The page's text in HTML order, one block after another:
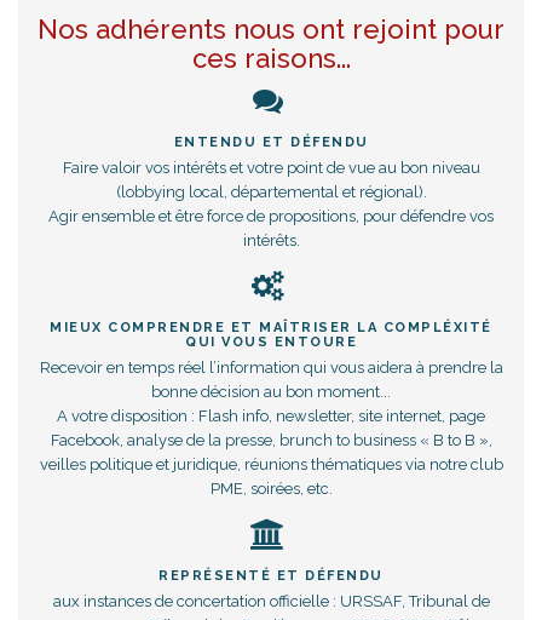
Nos adhérents nous ont rejoint pour
ces raisons...
ENTENDU ET DÉFENDU
Faire valoir vos intérêts et votre point de vue au bon niveau
(lobbying local, départemental et régional).
Agir ensemble et être force de propositions, pour défendre vos
intérêts.
MIEUX COMPRENDRE ET MAÎTRISER LA COMPLÉXITÉ
QUI VOUS ENTOURE
Recevoir en temps réel l’information qui vous aidera à prendre la
bonne décision au bon moment...
A votre disposition : Flash info, newsletter, site internet, page
Facebook, analyse de la presse, brunch to business « B to B »,
veilles politique et juridique, réunions thématiques via notre club
PME, soirées, etc.
REPRÉSENTÉ ET DÉFENDU
aux instances de concertation officielle : URSSAF, Tribunal de